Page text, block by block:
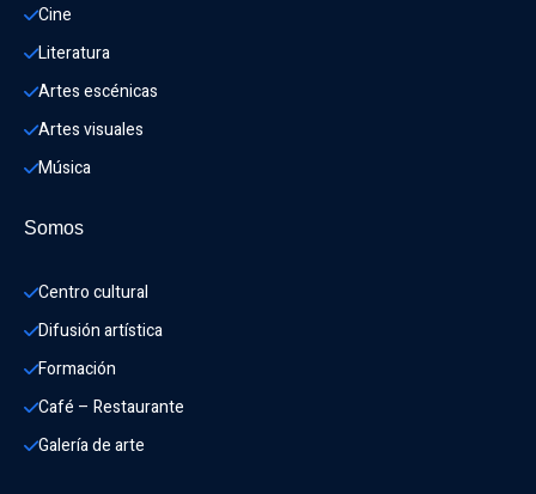
Cine
Literatura
Artes escénicas
Artes visuales
Música
Somos
Centro cultural
Difusión artística
Formación
Café – Restaurante
Galería de arte